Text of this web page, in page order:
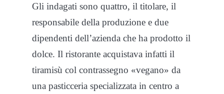
Gli indagati sono quattro, il titolare, il
responsabile della produzione e due
dipendenti dell’azienda che ha prodotto il
dolce. Il ristorante acquistava infatti il
tiramisù col contrassegno «vegano» da
una pasticceria specializzata in centro a